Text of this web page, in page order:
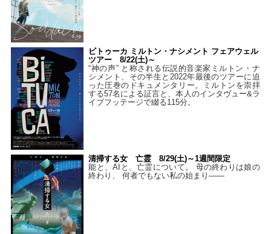
ビトゥーカ ミルトン・ナシメント フェアウェル
ツアー 8/22(土)～
“神の声” と称される伝説的音楽家ミルトン・ナ
シメント、その半生と2022年最後のツアーに迫
った圧巻のドキュメンタリー。ミルトンを崇拝
する57名による証言と、本人のインタヴュー&ラ
イブフッテージで綴る115分。
清掃する女 亡霊 8/29(土)～1週間限定
能と、AIと、亡霊について。 母の終わりは娘の
終わり、 何者でもない私の始まり――